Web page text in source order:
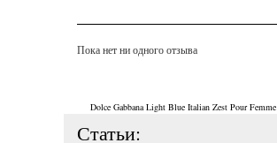
Пока нет ни одного отзыва
Dolce Gabbana Light Blue Italian Zest Pour Femme
Статьи: